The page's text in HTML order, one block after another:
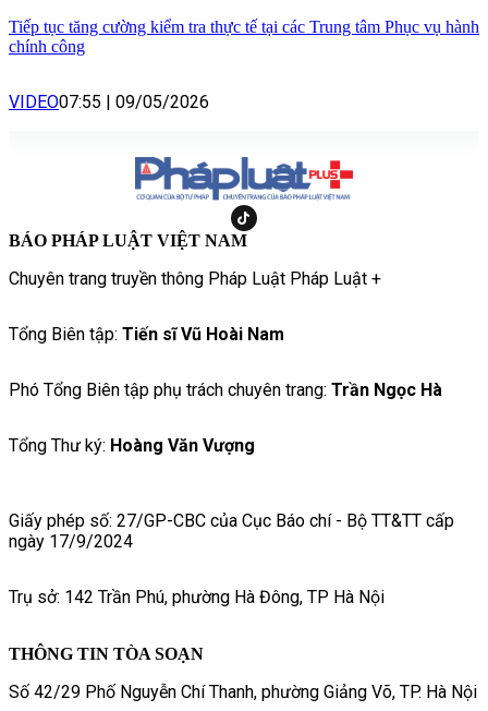
Tiếp tục tăng cường kiểm tra thực tế tại các Trung tâm Phục vụ hành
chính công
VIDEO07:55 | 09/05/2026
BÁO PHÁP LUẬT VIỆT NAM
Chuyên trang truyền thông Pháp Luật Pháp Luật +
Tổng Biên tập: Tiến sĩ Vũ Hoài Nam
Phó Tổng Biên tập phụ trách chuyên trang: Trần Ngọc Hà
Tổng Thư ký: Hoàng Văn Vượng
Giấy phép số: 27/GP-CBC của Cục Báo chí - Bộ TT&TT cấp
ngày 17/9/2024
Trụ sở: 142 Trần Phú, phường Hà Đông, TP Hà Nội
THÔNG TIN TÒA SOẠN
Số 42/29 Phố Nguyễn Chí Thanh, phường Giảng Võ, TP. Hà Nội